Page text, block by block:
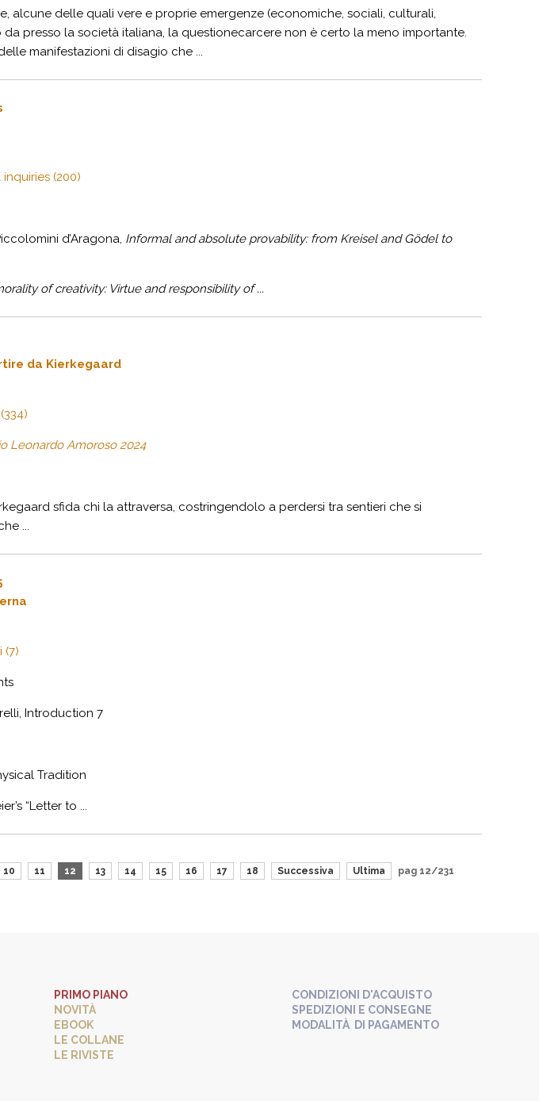
alcune delle quali vere e proprie emergenze (economiche, sociali, culturali,
presso la società italiana, la questionecarcere non è certo la meno importante.
manifestazioni di disagio che ...
(200)
d’Aragona, Informal and absolute provability: from Kreisel and Gödel to
of creativity: Virtue and responsibility of ...
da Kierkegaard
Leonardo Amoroso 2024
sfida chi la attraversa, costringendolo a perdersi tra sentieri che si
...
(7)
Introduction 7
Tradition
“Letter to ...
10 11 12 13 14 15 16 17 18 Successiva Ultima pag 12/231
PRIMO PIANO
NOVITÀ
EBOOK
LE COLLANE
LE RIVISTE
CONDIZIONI D'ACQUISTO
SPEDIZIONI E CONSEGNE
MODALITÀ DI PAGAMENTO